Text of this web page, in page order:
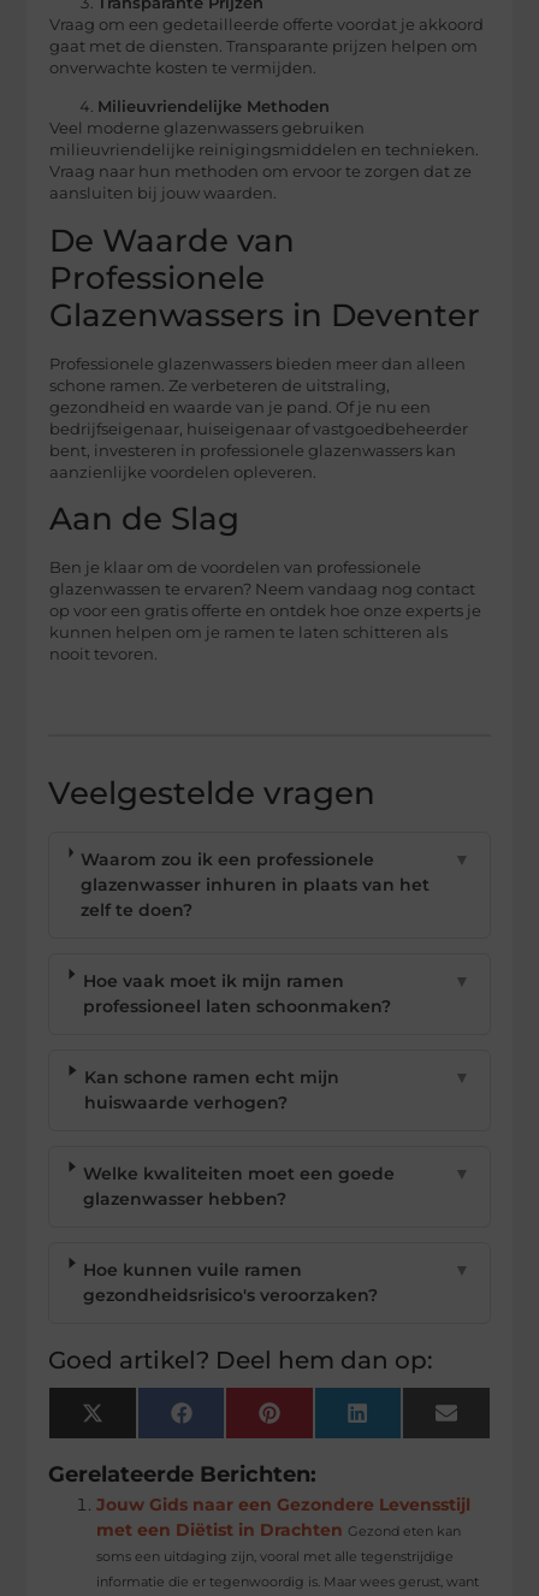
Vraag om een gedetailleerde offerte voordat je akkoord
gaat met de diensten. Transparante prijzen helpen om
onverwachte kosten te vermijden.
Milieuvriendelijke Methoden
Veel moderne glazenwassers gebruiken
milieuvriendelijke reinigingsmiddelen en technieken.
Vraag naar hun methoden om ervoor te zorgen dat ze
aansluiten bij jouw waarden.
De Waarde van
Professionele
Glazenwassers in Deventer
Professionele glazenwassers bieden meer dan alleen
schone ramen. Ze verbeteren de uitstraling,
gezondheid en waarde van je pand. Of je nu een
bedrijfseigenaar, huiseigenaar of vastgoedbeheerder
bent, investeren in professionele glazenwassers kan
aanzienlijke voordelen opleveren.
Aan de Slag
Ben je klaar om de voordelen van professionele
glazenwassen te ervaren? Neem vandaag nog contact
op voor een gratis offerte en ontdek hoe onze experts je
kunnen helpen om je ramen te laten schitteren als
nooit tevoren.
Veelgestelde vragen
Waarom zou ik een professionele
glazenwasser inhuren in plaats van het
zelf te doen?
▼
Hoe vaak moet ik mijn ramen
professioneel laten schoonmaken?
▼
Kan schone ramen echt mijn
huiswaarde verhogen?
▼
Welke kwaliteiten moet een goede
glazenwasser hebben?
▼
Hoe kunnen vuile ramen
gezondheidsrisico's veroorzaken?
▼
Goed artikel? Deel hem dan op:
X
(Twitter)
FacebookPinterest LinkedIn Email
Gerelateerde Berichten:
Jouw Gids naar een Gezondere Levensstijl
met een Diëtist in Drachten Gezond eten kan
soms een uitdaging zijn, vooral met alle tegenstrijdige
informatie die er tegenwoordig is. Maar wees gerust, want